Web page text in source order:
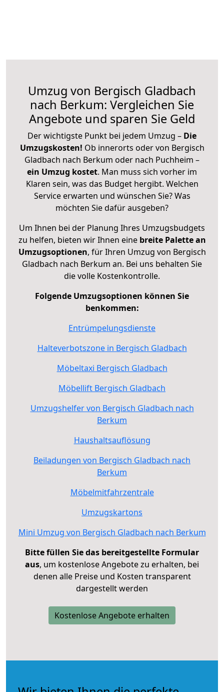
Umzug von Bergisch Gladbach
nach Berkum: Vergleichen Sie
Angebote und sparen Sie Geld
Der wichtigste Punkt bei jedem Umzug – Die
Umzugskosten! Ob innerorts oder von Bergisch
Gladbach nach Berkum oder nach Puchheim –
ein Umzug kostet. Man muss sich vorher im
Klaren sein, was das Budget hergibt. Welchen
Service erwarten und wünschen Sie? Was
möchten Sie dafür ausgeben?
Um Ihnen bei der Planung Ihres Umzugsbudgets
zu helfen, bieten wir Ihnen eine breite Palette an
Umzugsoptionen, für Ihren Umzug von Bergisch
Gladbach nach Berkum an. Bei uns behalten Sie
die volle Kostenkontrolle.
Folgende Umzugsoptionen können Sie
benkommen:
Entrümpelungsdienste
Halteverbotszone in Bergisch Gladbach
Möbeltaxi Bergisch Gladbach
Möbellift Bergisch Gladbach
Umzugshelfer von Bergisch Gladbach nach
Berkum
Haushaltsauflösung
Beiladungen von Bergisch Gladbach nach
Berkum
Möbelmitfahrzentrale
Umzugskartons
Mini Umzug von Bergisch Gladbach nach Berkum
Bitte füllen Sie das bereitgestellte Formular
aus, um kostenlose Angebote zu erhalten, bei
denen alle Preise und Kosten transparent
dargestellt werden
Kostenlose Angebote erhalten